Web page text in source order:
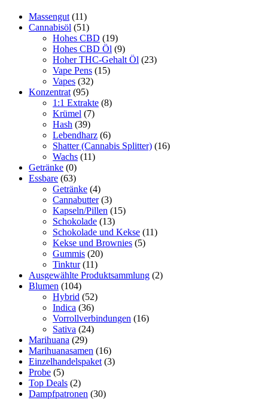
Massengut (11)
Cannabisöl (51)
Hohes CBD (19)
Hohes CBD Öl (9)
Hoher THC-Gehalt Öl (23)
Vape Pens (15)
Vapes (32)
Konzentrat (95)
1:1 Extrakte (8)
Krümel (7)
Hash (39)
Lebendharz (6)
Shatter (Cannabis Splitter) (16)
Wachs (11)
Getränke (0)
Essbare (63)
Getränke (4)
Cannabutter (3)
Kapseln/Pillen (15)
Schokolade (13)
Schokolade und Kekse (11)
Kekse und Brownies (5)
Gummis (20)
Tinktur (11)
Ausgewählte Produktsammlung (2)
Blumen (104)
Hybrid (52)
Indica (36)
Vorrollverbindungen (16)
Sativa (24)
Marihuana (29)
Marihuanasamen (16)
Einzelhandelspaket (3)
Probe (5)
Top Deals (2)
Dampfpatronen (30)